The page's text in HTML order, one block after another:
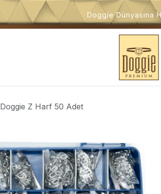
Doggie Dünyasına
Köpek Oyuncakları Köpek
Doggie Z Harf 50 Adet